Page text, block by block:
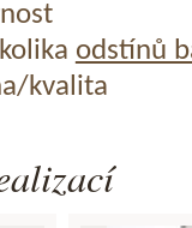
odstínů
kvalita